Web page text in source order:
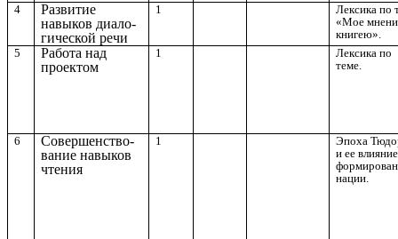
4
Развитие
навыков диало-
гической речи
1
Лексика по
«Мое
книгею».
5
Работа над
проектом
1
Лексика по
теме.
6
Совершенство-
вание навыков
чтения
1
Эпоха
и ее
нации.